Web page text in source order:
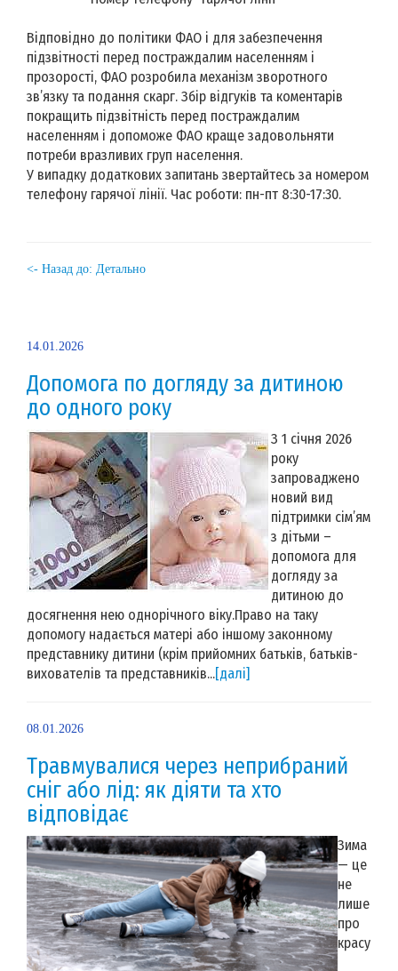
Відповідно до політики ФАО і для забезпечення
підзвітності перед постраждалим населенням і
прозорості, ФАО розробила механізм зворотного
зв’язку та подання скарг. Збір відгуків та коментарів
покращить підзвітність перед постраждалим
населенням і допоможе ФАО краще задовольняти
потреби вразливих груп населення.
У випадку додаткових запитань звертайтесь за номером
телефону гарячої лінії. Час роботи: пн-пт 8:30-17:30.
<- Назад до: Детально
14.01.2026
Допомога по догляду за дитиною
до одного року
З 1 січня 2026
року
запроваджено
новий вид
підтримки сім’ям
з дітьми –
допомога для
догляду за
дитиною до
досягнення нею однорічного віку.Право на таку
допомогу надається матері або іншому законному
представнику дитини (крім прийомних батьків, батьків-
вихователів та представників...[далі]
08.01.2026
Травмувалися через неприбраний
сніг або лід: як діяти та хто
відповідає
Зима
— це
не
лише
про
красу